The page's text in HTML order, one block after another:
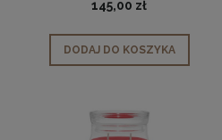
145,00 zł
DODAJ DO KOSZYKA